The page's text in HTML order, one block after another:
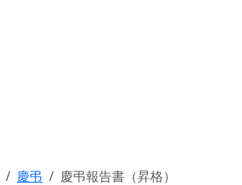
慶弔 慶弔報告書（昇格）